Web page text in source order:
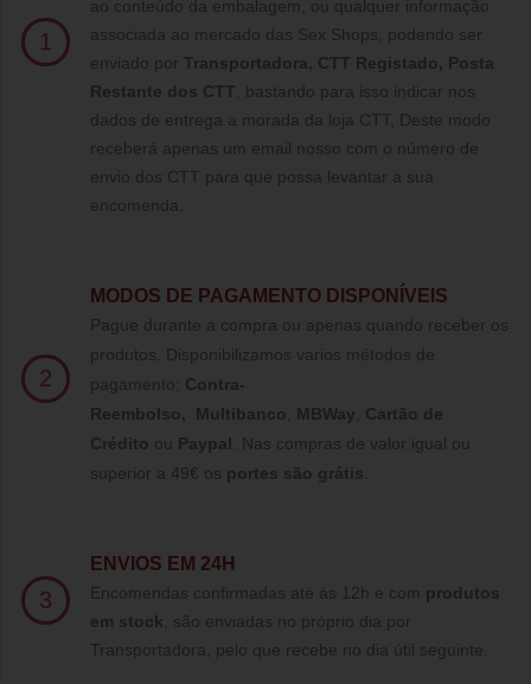
1
ao conteúdo da embalagem, ou qualquer informação
associada ao mercado das Sex Shops, podendo ser
enviado por Transportadora, CTT Registado, Posta
Restante dos CTT , bastando para isso indicar nos
dados de entrega a morada da loja CTT, Deste modo
receberá apenas um email nosso com o número de
envio dos CTT para que possa levantar a sua
encomenda.
2
MODOS DE PAGAMENTO DISPONÍVEIS
Pague durante a compra ou apenas quando receber os
produtos. Disponibilizamos varios métodos de
pagamento; Contra-
Reembolso, Multibanco MBWay
Cartão de
Crédito ou Paypal
Nas compras de valor igual ou
superior a 49€ os portes são grátis
3
ENVIOS EM 24H
Encomendas confirmadas até às 12h e com produtos
em stock , são enviadas no próprio dia por
Transportadora, pelo que recebe no dia útil seguinte.